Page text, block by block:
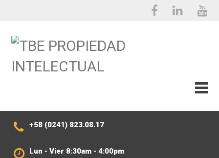
+58 (0241) 823.08.17
Lun - Vier 8:30am - 4:00pm